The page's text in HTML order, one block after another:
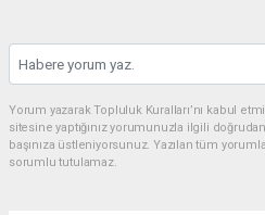
Yorum yazarak Topluluk Kuralları’nı kabul
sitesine yaptığınız yorumunuzla ilgili
başınıza üstleniyorsunuz. Yazılan tüm
sorumlu tutulamaz.